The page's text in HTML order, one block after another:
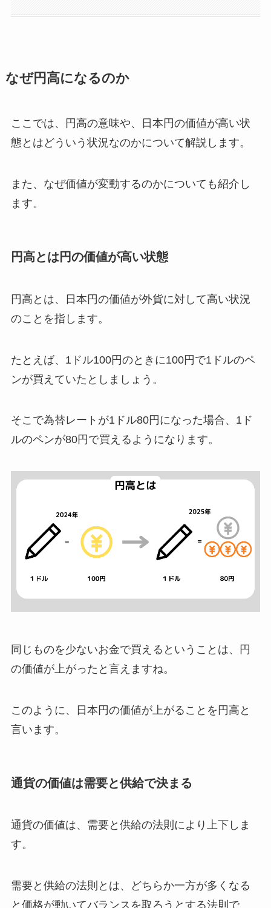
なぜ円高になるのか
ここでは、円高の意味や、日本円の価値が高い状
態とはどういう状況なのかについて解説します。
また、なぜ価値が変動するのかについても紹介し
ます。
円高とは円の価値が高い状態
円高とは、日本円の価値が外貨に対して高い状況
のことを指します。
たとえば、1ドル100円のときに100円で1ドルのペ
ンが買えていたとしましょう。
そこで為替レートが1ドル80円になった場合、1ド
ルのペンが80円で買えるようになります。
同じものを少ないお金で買えるということは、円
の価値が上がったと言えますね。
このように、日本円の価値が上がることを円高と
言います。
通貨の価値は需要と供給で決まる
通貨の価値は、需要と供給の法則により上下しま
す。
需要と供給の法則とは、どちらか一方が多くなる
と価格が動いてバランスを取ろうとする法則で